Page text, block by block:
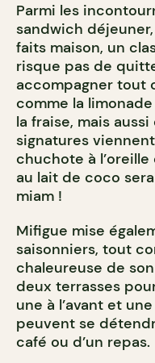
Parmi les
sandwich
faits maison, un
risque pas de
accompagner tout
comme la
la fraise, mais
signatures
chuchote à l’oreille
au lait de coco
miam !
Mifigue mise
saisonniers, tout
chaleureuse de
deux terrasses
une à l’avant et
peuvent se
café ou d’un repas.